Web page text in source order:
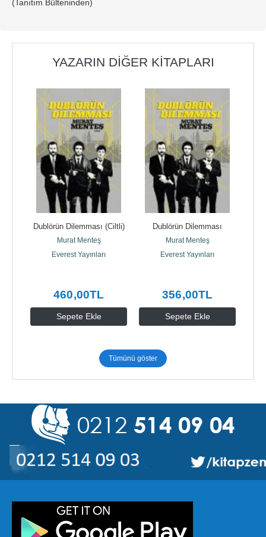
(Tanıtım Bülteninden)
YAZARIN DIĞER KITAPLARI
Sepete Ekle
Dublörün Dilemması (Ciltli)
Murat Menteş
Everest Yayınları
460,00TL
Sepete Ekle
Dublörün Dilemması
Murat Menteş
Everest Yayınları
356,00TL
Tümünü göster